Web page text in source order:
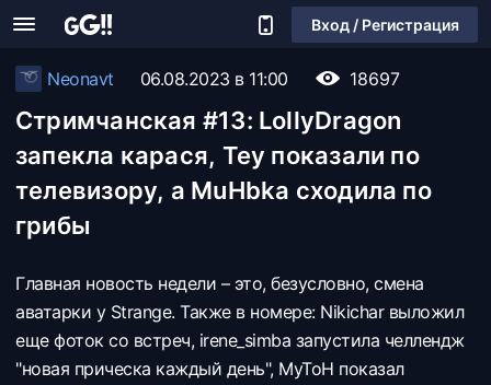
Вход / Регистрация
Neonavt 06.08.2023 в 11:00 18697
Стримчанская #13: LollyDragon
запекла карася, Tey показали по
телевизору, а MuHbka сходила по
грибы
Главная новость недели – это, безусловно, смена
аватарки у Strange. Также в номере: Nikichar выложил
еще фоток со встреч, irene_simba запустила челлендж
"новая прическа каждый день", MyToH показал